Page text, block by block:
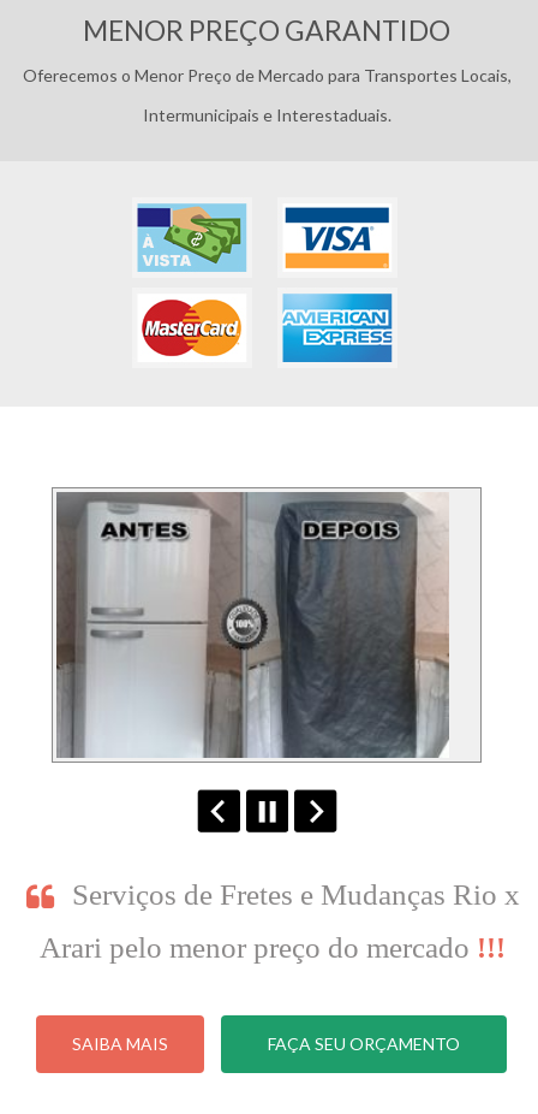
MENOR PREÇO GARANTIDO
Oferecemos o Menor Preço de Mercado para Transportes Locais,
Intermunicipais e Interestaduais.
Serviços de Fretes e Mudanças Rio x
Arari pelo menor preço do mercado !!!
SAIBA MAIS FAÇA SEU ORÇAMENTO